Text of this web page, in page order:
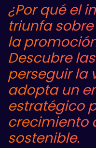
¿Por qué el
triunfa
la
Descubre
perseguir la
adopta un
estratégico
crecimiento
sostenible.